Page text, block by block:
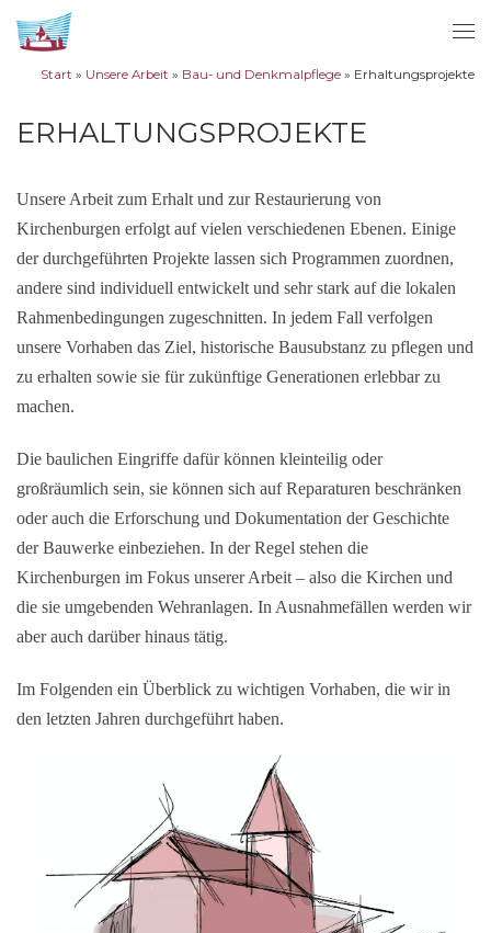
Zum Inhalt springen
Start » Unsere Arbeit » Bau- und Denkmalpflege » Erhaltungsprojekte
ERHALTUNGSPROJEKTE
Unsere Arbeit zum Erhalt und zur Restaurierung von
Kirchenburgen erfolgt auf vielen verschiedenen Ebenen. Einige
der durchgeführten Projekte lassen sich Programmen zuordnen,
andere sind individuell entwickelt und sehr stark auf die lokalen
Rahmenbedingungen zugeschnitten. In jedem Fall verfolgen
unsere Vorhaben das Ziel, historische Bausubstanz zu pflegen und
zu erhalten sowie sie für zukünftige Generationen erlebbar zu
machen.
Die baulichen Eingriffe dafür können kleinteilig oder
großräumlich sein, sie können sich auf Reparaturen beschränken
oder auch die Erforschung und Dokumentation der Geschichte
der Bauwerke einbeziehen. In der Regel stehen die
Kirchenburgen im Fokus unserer Arbeit – also die Kirchen und
die sie umgebenden Wehranlagen. In Ausnahmefällen werden wir
aber auch darüber hinaus tätig.
Im Folgenden ein Überblick zu wichtigen Vorhaben, die wir in
den letzten Jahren durchgeführt haben.